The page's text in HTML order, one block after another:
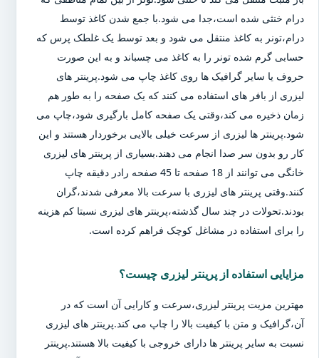
درام خنثی شده است،جدا می شود.با جمع شدن کاغذ توسط
درام،تونر به کاغذ منتقل می شود و بعد توسط یک غلطک پرس که
حسابی گرم شده تونر را به کاغذ می چسباند و به این صورت
حروف یا سایر گرافیک ها روی کاغذ چاپ می شود.پرینتر های
لیزری از بافر های استفاده می کنند که یک صفحه را به طور هم
زمان ذخیره می کند،وقتی یک صفحه کامل بارگیری شود،چاپ می
شود.پرینتر ها لیزری از سرعت خیلی بالایی برخوردار هستند و این
کار رو بدون سر صدا انجام می دهند.بسیاری از پرینتر های لیزری
خانگی می توانند از 18 صفحه تا 45 صفحه رادر دقیقه چاپ
کنند.وقتی پرینتر های لیزری با سرعت بالا معرفی شدند،گران
بودند.تحولات در چند سال گذشته،پرینتر های لیزری نسبتا کم هزینه
را برای استفاده در مشاغل کوچک فراهم کرده است.
مزایایی استفاده از پرینتر لیزری چیست؟
مهترین مزیت پرینتر لیزری،سرعت و کارایی آن است که در
آن،گرافیک و متن با کیفیت بالا را چاپ می کند.پرینتر های لیزری
نسبت به سایر پرینتر ها دارای خروجی با کیفیت بالا هستند.پرینتر